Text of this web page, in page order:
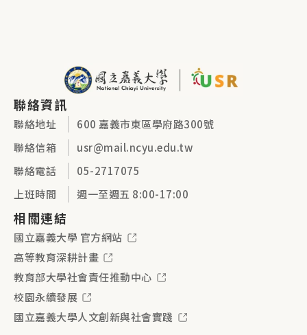
聯絡資訊
聯絡地址
600 嘉義市東區學府路300號
聯絡信箱
usr@mail.ncyu.edu.tw
聯絡電話
05-2717075
上班時間
週一至週五 8:00-17:00
相關連結
國立嘉義大學 官方網站
高等教育深耕計畫
教育部大學社會責任推動中心
校園永續發展
國立嘉義大學人文創新與社會實踐